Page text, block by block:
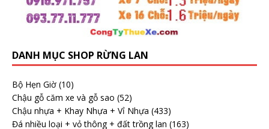
DANH MỤC SHOP RỪNG LAN
Bộ Hẹn Giờ (10)
Chậu gỗ căm xe và gỗ sao (52)
Chậu nhựa + Khay Nhựa + Vỉ Nhựa (433)
Đá nhiều loại + vỏ thông + đất trồng lan (163)